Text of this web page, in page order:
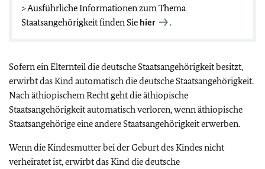
> Ausführliche Informationen zum Thema
Staatsangehörigkeit finden Sie hier .
Sofern ein Elternteil die deutsche Staatsangehörigkeit besitzt,
erwirbt das Kind automatisch die deutsche Staatsangehörigkeit.
Nach äthiopischem Recht geht die äthiopische
Staatsangehörigkeit automatisch verloren, wenn äthiopische
Staatsangehörige eine andere Staatsangehörigkeit erwerben.
Wenn die Kindesmutter bei der Geburt des Kindes nicht
verheiratet ist, erwirbt das Kind die deutsche